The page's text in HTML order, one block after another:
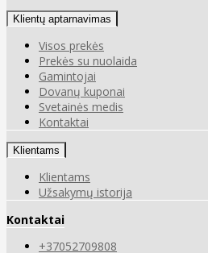
Klientų aptarnavimas
Visos prekės
Prekės su nuolaida
Gamintojai
Dovanų kuponai
Svetainės medis
Kontaktai
Klientams
Klientams
Užsakymų istorija
Kontaktai
+37052709808